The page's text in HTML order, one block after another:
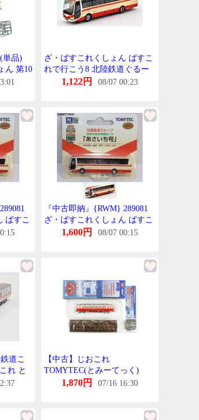
単品)
ん 第10
力無
ざ・ばすこれくしょん ばすこ
れで行こう8 北陸鉄道ぐるー
ぷ 能登半島定期観光ばす 「あ
1,122円 08/07 00:23
ばすこ
るー
『中古即納』{RWM} 289081
ざ・ばすこれくしょん ばすこ
れで行こう8 北陸鉄道ぐるー
1,600円 08/07 00:15
道こ
れ と
【中古】じおこれ
TOMYTEC(とみーてっく)
(120) 鉄道これくしょん 第10
1,870円 07/16 16:30